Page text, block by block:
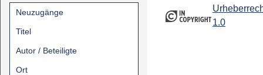
Neuzugänge
Titel
Autor / Beteiligte
Ort
1.0